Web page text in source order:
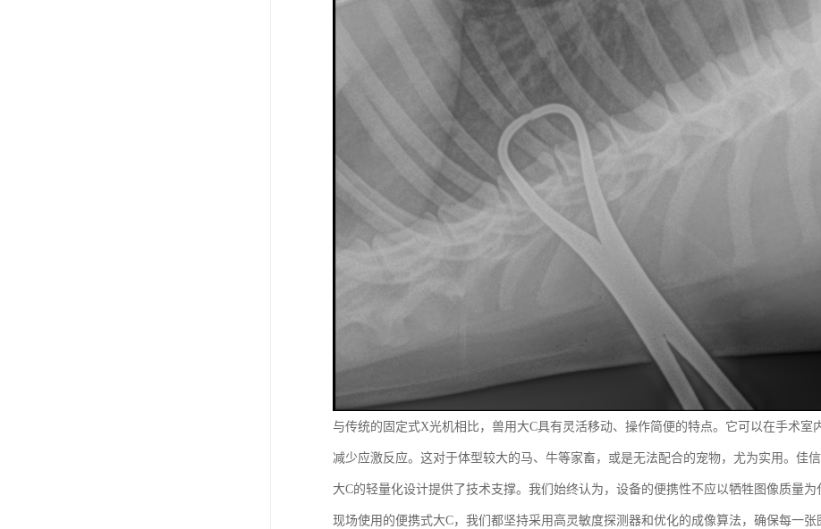
与传统的固定式X光机相比，兽用大C具有灵活移动、操作简便的特点。它可以在手术室
减少应激反应。这对于体型较大的马、牛等家畜，或是无法配合的宠物，尤为实用。佳
大C的轻量化设计提供了技术支撑。我们始终认为，设备的便携性不应以牺牲图像质量
现场使用的便携式大C，我们都坚持采用高灵敏度探测器和优化的成像算法，确保每一张